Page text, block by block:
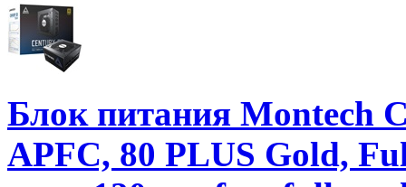
Блок питания Montech
APFC, 80 PLUS Gold,